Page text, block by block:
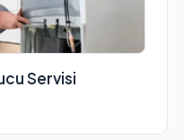
Servisi